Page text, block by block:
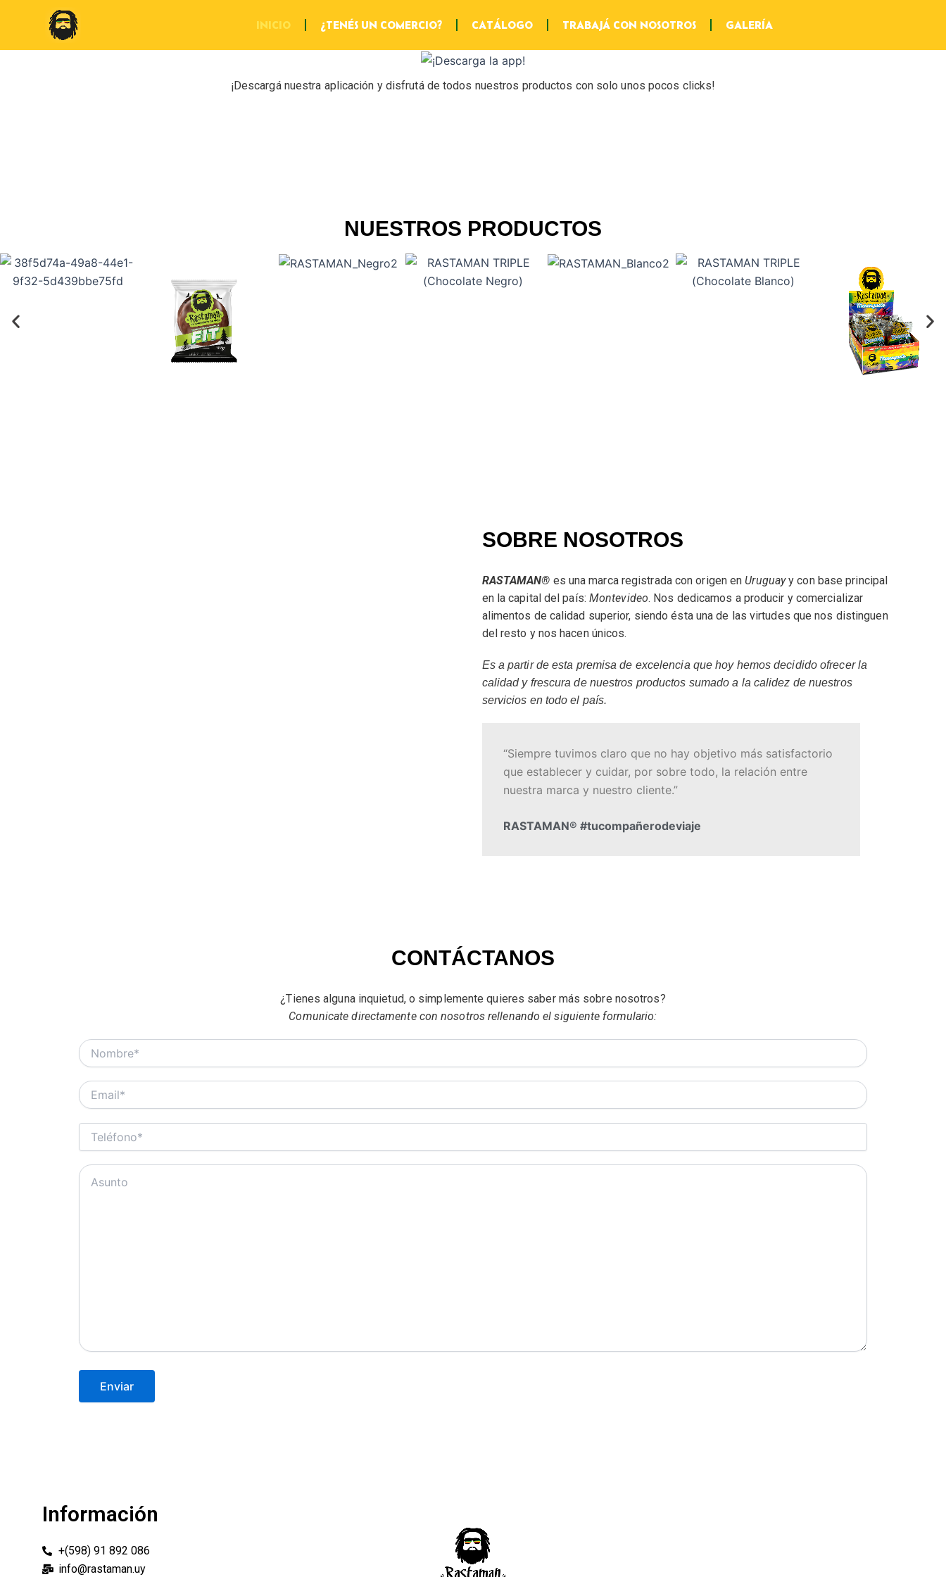
INICIO ¿TENÉS UN COMERCIO? CATÁLOGO TRABAJÁ CON NOSOTROS GALERÍA
¡Descargá nuestra aplicación y disfrutá de todos nuestros productos con solo unos pocos clicks!
NUESTROS PRODUCTOS
SOBRE NOSOTROS
RASTAMAN® es una marca registrada con origen en Uruguayy con base principal
en la capital del país: Montevideo. Nos dedicamos a producir y comercializar
alimentos de calidad superior, siendo ésta una de las virtudes que nos distinguen
del resto y nos hacen únicos.
Es a partir de esta premisa de excelencia que hoy hemos decidido ofrecer la
calidad y frescura de nuestros productos sumado a la calidez de nuestros
servicios en todo el país.
“Siempre tuvimos claro que no hay objetivo más satisfactorio
que establecer y cuidar, por sobre todo, la relación entre
nuestra marca y nuestro cliente.”
RASTAMAN® #tucompañerodeviaje
CONTÁCTANOS
¿Tienes alguna inquietud, o simplemente quieres saber más sobre nosotros?
Comunicate directamente con nosotros rellenando el siguiente formulario:
Información
+(598) 91 892 086
info@rastaman.uy